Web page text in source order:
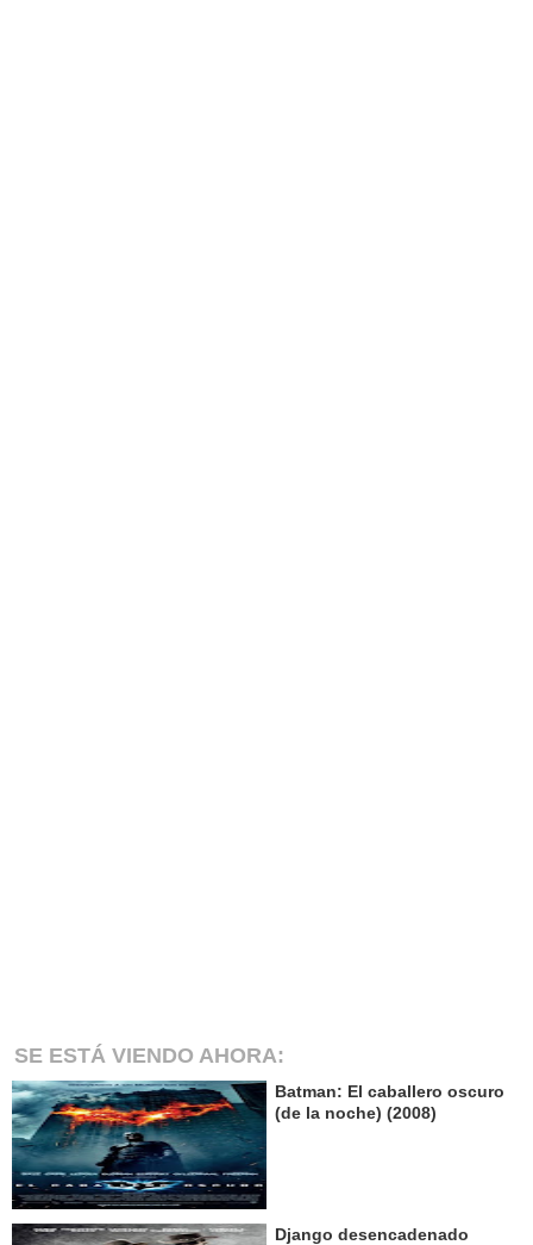
SE ESTÁ VIENDO AHORA:
Batman: El caballero oscuro
(de la noche) (2008)
Django desencadenado